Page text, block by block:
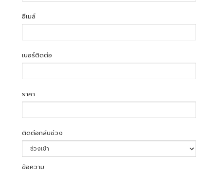
อีเมล์
เบอร์ติดต่อ
ราคา
ติดต่อกลับช่วง
ข้อความ